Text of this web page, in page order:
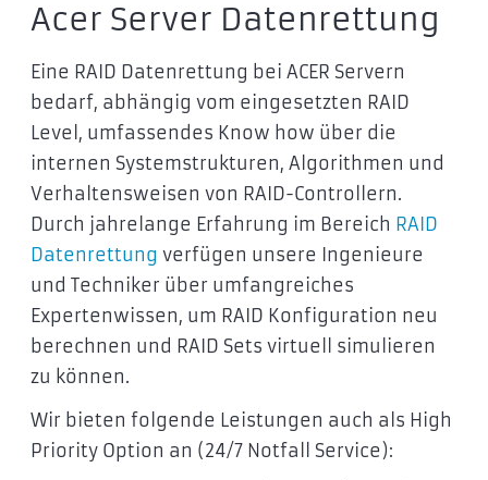
Acer Server Datenrettung
Eine RAID Datenrettung bei ACER Servern
bedarf, abhängig vom eingesetzten RAID
Level, umfassendes Know how über die
internen Systemstrukturen, Algorithmen und
Verhaltensweisen von RAID-Controllern.
Durch jahrelange Erfahrung im Bereich RAID
Datenrettung verfügen unsere Ingenieure
und Techniker über umfangreiches
Expertenwissen, um RAID Konfiguration neu
berechnen und RAID Sets virtuell simulieren
zu können.
Wir bieten folgende Leistungen auch als High
Priority Option an (24/7 Notfall Service):